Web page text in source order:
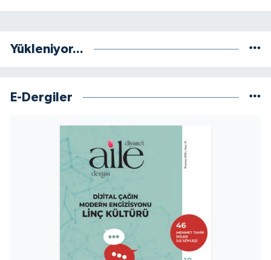
Yükleniyor...
E-Dergiler
Sivas Müftülüğü
Tekirdağ Müftülüğü
Tokat Müftülüğü
Trabzon Müftülüğü
Tunceli Müftülüğü